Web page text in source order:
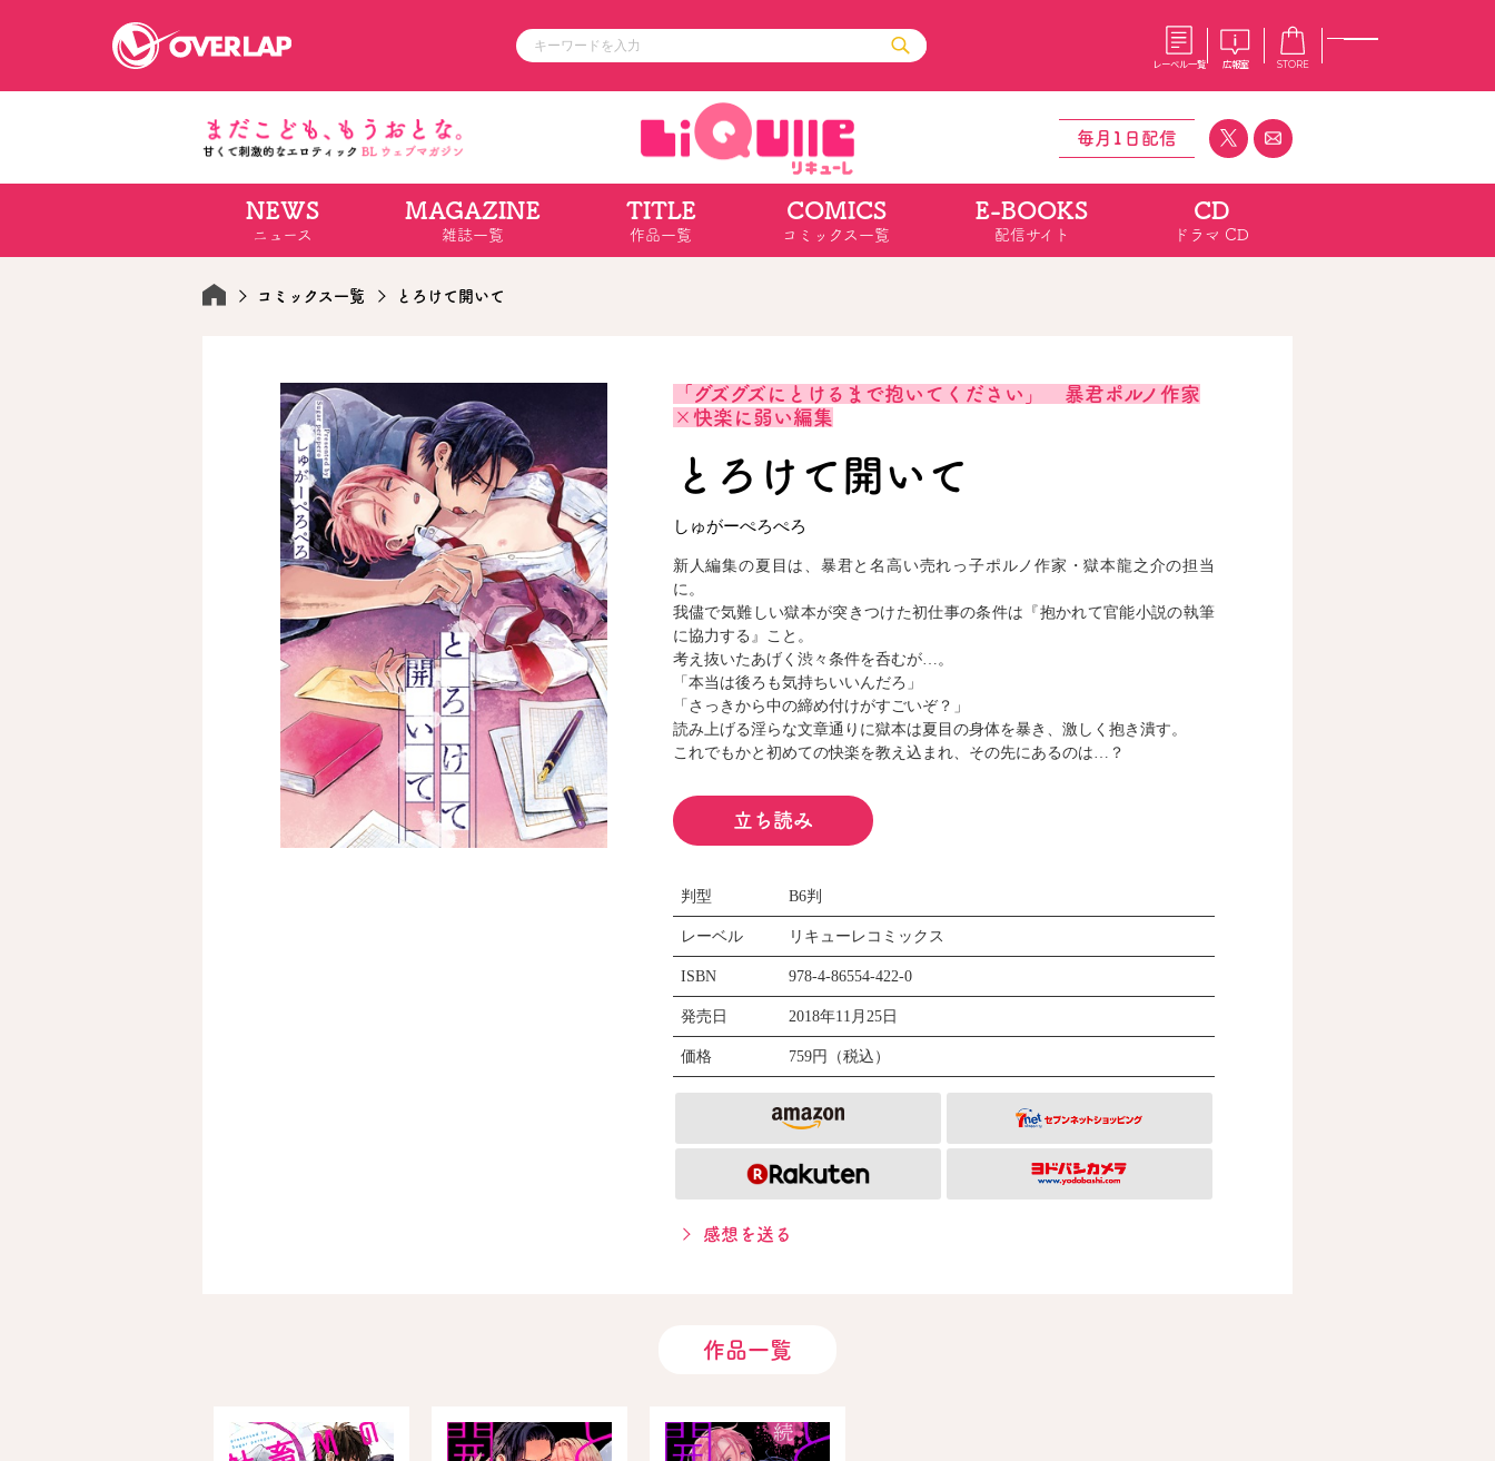
レーベル一覧 広報室 STORE
コミッククリエ
ラブパルフェ
ライトノベル
ノベルス
ロサージュノベルス
その他
コミックエッセイ
ポケットモンスター
通販・NEWS
OVERLAP STORE
オーバーラップ広報室
採用情報
コミッククリエ
毎月1日配信
NEWS
ニュース
MAGAZINE
雑誌一覧
TITLE
作品一覧
COMICS
コミックス一覧
E-BOOKS
配信サイト
CD
ドラマ CD
コミックス一覧 とろけて開いて
「グズグズにとけるまで抱いてください」 暴君ポルノ作家
×快楽に弱い編集
とろけて開いて
しゅがーぺろぺろ
新人編集の夏目は、暴君と名高い売れっ子ポルノ作家・獄本龍之介の担当
に。
我儘で気難しい獄本が突きつけた初仕事の条件は『抱かれて官能小説の執筆
に協力する』こと。
考え抜いたあげく渋々条件を呑むが…。
「本当は後ろも気持ちいいんだろ」
「さっきから中の締め付けがすごいぞ？」
読み上げる淫らな文章通りに獄本は夏目の身体を暴き、激しく抱き潰す。
これでもかと初めての快楽を教え込まれ、その先にあるのは…？
立ち読み
判型 B6判
レーベル リキューレコミックス
ISBN 978-4-86554-422-0
発売日 2018年11月25日
価格 759円（税込）
感想を送る
作品一覧